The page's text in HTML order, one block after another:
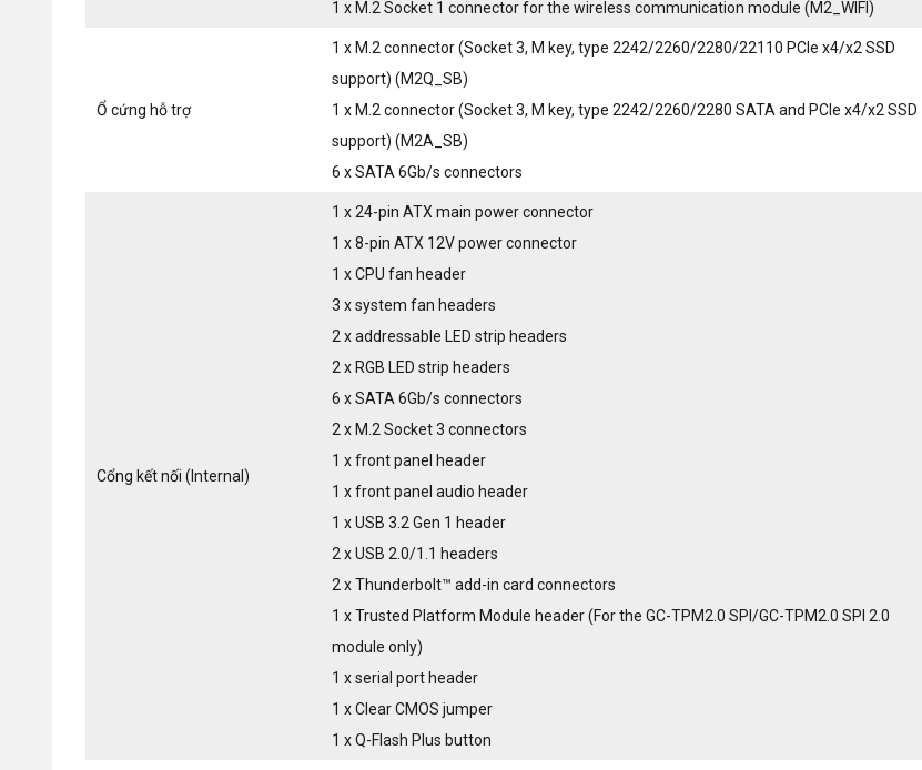
1 x M.2 Socket 1 connector for the wireless communication module (M2_WIFI)
Ổ cứng hỗ trợ
1 x M.2 connector (Socket 3, M key, type 2242/2260/2280/22110 PCIe x4/x2 SSD
support) (M2Q_SB)
1 x M.2 connector (Socket 3, M key, type 2242/2260/2280 SATA and PCIe x4/x2 SSD
support) (M2A_SB)
6 x SATA 6Gb/s connectors
Cổng kết nối (Internal)
1 x 24-pin ATX main power connector
1 x 8-pin ATX 12V power connector
1 x CPU fan header
3 x system fan headers
2 x addressable LED strip headers
2 x RGB LED strip headers
6 x SATA 6Gb/s connectors
2 x M.2 Socket 3 connectors
1 x front panel header
1 x front panel audio header
1 x USB 3.2 Gen 1 header
2 x USB 2.0/1.1 headers
2 x Thunderbolt™ add-in card connectors
1 x Trusted Platform Module header (For the GC-TPM2.0 SPI/GC-TPM2.0 SPI 2.0
module only)
1 x serial port header
1 x Clear CMOS jumper
1 x Q-Flash Plus button